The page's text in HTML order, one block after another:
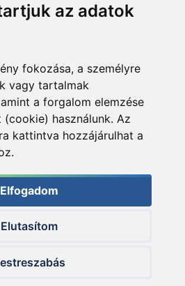
az adatok
fokozása, a személyre
vagy tartalmak
a forgalom elemzése
használunk. Az
kattintva hozzájárulhat a
Elfogadom
Elutasítom